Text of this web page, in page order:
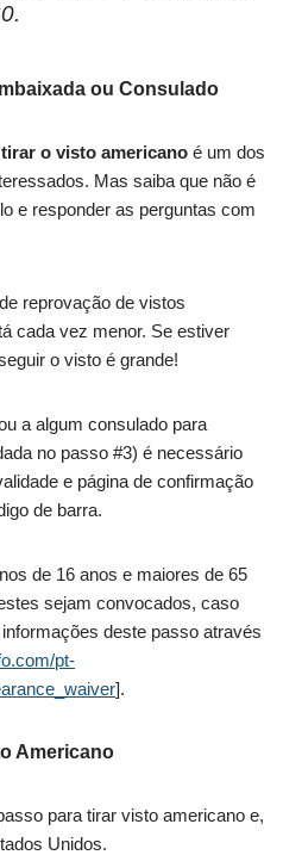
ou Consulado
tirar o visto americano é um dos
Mas saiba que não é
e responder as perguntas com
reprovação de vistos
cada vez menor. Se estiver
o visto é grande!
a algum consulado para
no passo #3) é necessário
e página de confirmação
de barra.
de 16 anos e maiores de 65
sejam convocados, caso
deste passo através
pt-
].
Americano
para tirar visto americano e,
Unidos.